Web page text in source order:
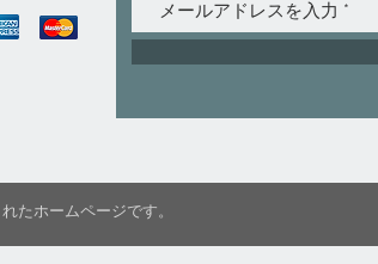
たホームページです。